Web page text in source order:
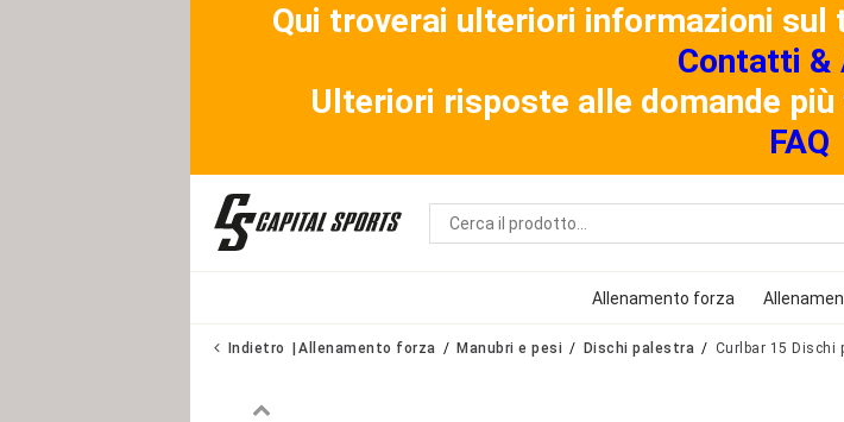
Qui troverai ulteriori informazioni sul
Contatti &
Ulteriori risposte alle domande
FAQ
Allenamento forza
Indietro Allenamento forza Manubri e pesi Dischi palestra Curlbar 15 Dischi